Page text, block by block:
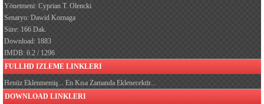
Yönetmeni: Cyprian T. Olencki
Senaryo: Dawid Kornaga
Süre: 166 Dak.
Download: 1883
IMDB: 6.2 / 1296
FULLHD IZLEME LINKLERI
Henüz Eklenmemiş... En Kısa Zamanda Eklenecektir...
DOWNLOAD LINKLERI